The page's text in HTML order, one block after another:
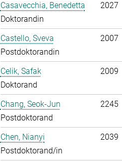
Casavecchia, Benedetta
Doktorandin
2027
Castello, Sveva
Postdoktorandin
2007
Celik, Safak
Doktorand
2009
Chang, Seok-Jun
Postdoktorand
2245
Chen, Nianyi
Postdoktorand/in
2039